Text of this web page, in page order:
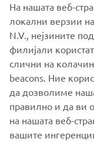
ergonomic riding
bike for first-time
who prefer a
На нашата веб-
локални верзии
N.V., нејзините
филијали
слични на
beacons. Ние
да дозволиме
правилно и да ви
на нашата веб-
вашите